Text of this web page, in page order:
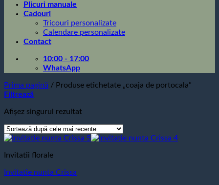
Plicuri manuale
Cadouri
Tricouri personalizate
Calendare personalizate
Contact
10:00 - 17:00
WhatsApp
Prima pagină / Produse etichetate „coaja de portocala”
Filtrează
Afișez singurul rezultat
Invitatii florale
Invitatie nunta Crissa